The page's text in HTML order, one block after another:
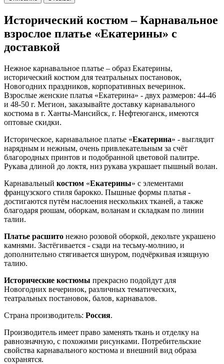
Исторический костюм – Карнавальное
взрослое платье «Екатерины» с
доставкой
Нежное карнавальное платье – образ Екатерины,
исторический костюм для театральных постановок,
Новогодних праздников, корпоративных вечеринок.
Взрослые женские платья «Екатерина» - двух размеров: 44-46
и 48-50 г. Мегион, заказывайте доставку карнавального
костюма в г. Ханты-Мансийск, г. Нефтеюганск, имеются
оптовые скидки.
Историческое, карнавальное платье «Екатерина» - выглядит
нарядным и нежным, очень привлекательным за счёт
благородных принтов и подобранной цветовой палитре.
Рукава длиной до локтя, низ рукава украшает пышный волан.
Карнавальный костюм «Екатерины» с элементами
французского стиля барокко. Пышные формы платья -
достигаются путём наслоения нескольких тканей, а также
благодаря рюшам, оборкам, воланам и складкам по линии
талии.
Платье расшито нежно розовой оборкой, декольте украшено
камнями. Застёгивается - сзади на тесьму-молнию, и
дополнительно стягивается шнуром, подчёркивая изящную
талию.
Исторические костюмы прекрасно подойдут для
Новогодних вечеринок, различных тематических,
театральных постановок, балов, карнавалов.
Страна производитель: Россия.
Производитель имеет право заменять ткань и отделку на
равнозначную, с похожими рисунками. Потребительские
свойства карнавального костюма и внешний вид образа
сохранятся.